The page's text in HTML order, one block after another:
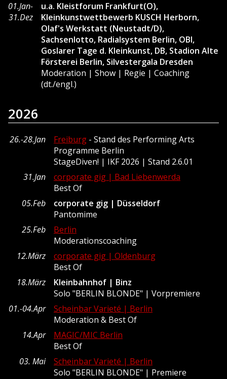
01.Jan-
31.Dez
u.a. Kleistforum Frankfurt(O),
Kleinkunstwettbewerb KUSCH Herborn,
Olaf's Werkstatt (Neustadt/D),
Sachsenlotto, Radialsystem Berlin, OBI,
Goslarer Tage d. Kleinkunst, DB, Stadion Alte
Försterei Berlin, Silvestergala Dresden
Moderation | Show | Regie | Coaching
(dt./engl.)
2026
26.-28.Jan Freiburg - Stand des Performing Arts
Programme Berlin
StageDiven! | IKF 2026 | Stand 2.6.01
31.Jan
corporate gig | Bad Liebenwerda
Best Of
05.Feb
corporate gig | Düsseldorf
Pantomime
25.Feb
Berlin
Moderationscoaching
12.März
corporate gig | Oldenburg
Best Of
18.März
Kleinbahnhof | Binz
Solo "BERLIN BLONDE" | Vorpremiere
01.-04.Apr
Scheinbar Varieté | Berlin
Moderation & Best Of
14.Apr
MAGIC/MIC Berlin
Best Of
03. Mai
Scheinbar Varieté | Berlin
Solo "BERLIN BLONDE" | Premiere